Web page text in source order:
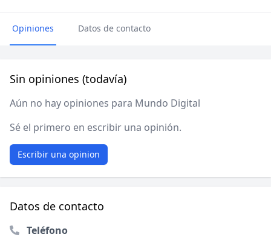
Opiniones Datos de contacto
Sin opiniones (todavía)
Aún no hay opiniones para Mundo Digital
Sé el primero en escribir una opinión.
Escribir una opinion
Datos de contacto
Teléfono